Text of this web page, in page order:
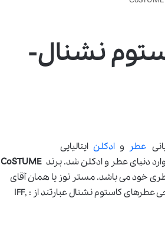
نشنال-
عطر و ادکلن ایتالیایی
CoSTUME
11 محصول در کارنامه عطری خود می باشد. مستر نوز يا همان آقای
برای طراحی عطرهای کاستوم نشنال عبارتند از : IFF,